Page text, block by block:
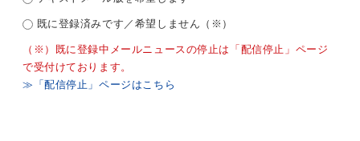
既に登録済みです／希望しません（※）
（※）既に登録中メールニュースの停止は「配信停止」ページ
で受付けております。
≫「配信停止」ページはこちら